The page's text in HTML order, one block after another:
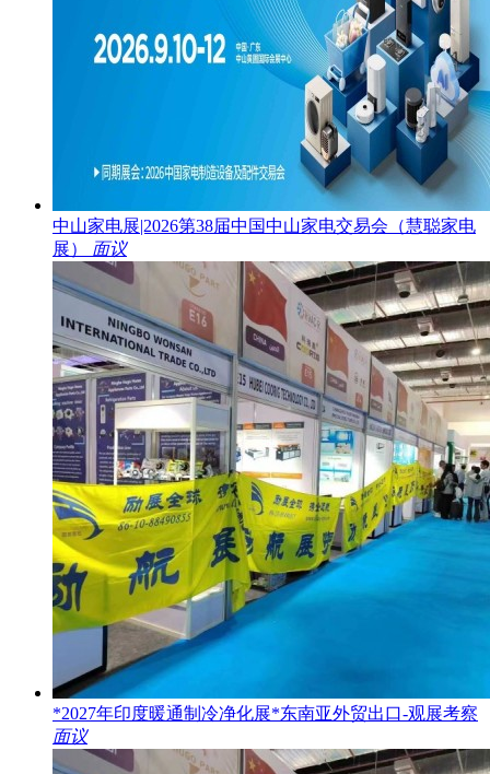
中山家电展|2026第38届中国中山家电交易会（慧聪家电
展）
面议
*2027年印度暖通制冷净化展*东南亚外贸出口-观展考察
面议